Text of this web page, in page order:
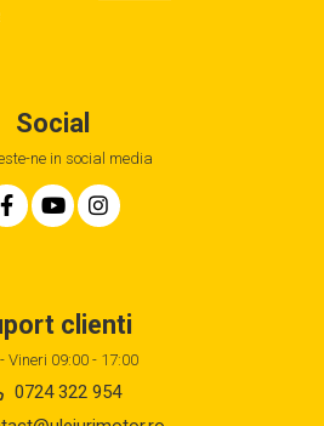
Social
ne in social media
clienti
Vineri 09:00 - 17:00
0724 322 954